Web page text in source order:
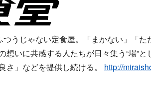
うじゃない定食屋。「まかない」「た
いに共感する人たちが日々集う“場”と
さ」などを提供し続ける。 http://